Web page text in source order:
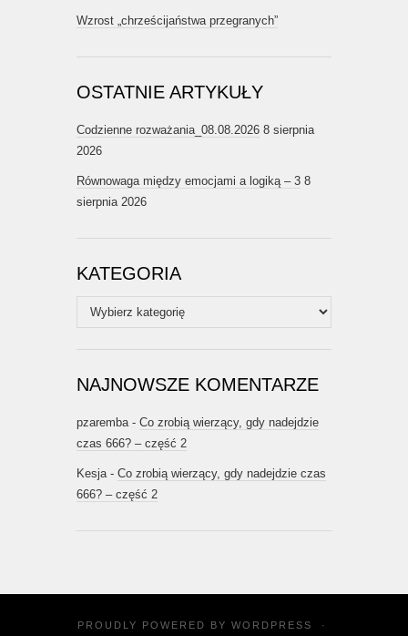
Wzrost „chrześcijaństwa przegranych”
OSTATNIE ARTYKUŁY
Codzienne rozważania_08.08.2026 8 sierpnia
2026
Równowaga między emocjami a logiką – 3 8
sierpnia 2026
KATEGORIA
Kategoria
NAJNOWSZE KOMENTARZE
pzaremba - Co zrobią wierzący, gdy nadejdzie
czas 666? – część 2
Kesja - Co zrobią wierzący, gdy nadejdzie czas
666? – część 2
PROUDLY POWERED BY WORDPRESS ·